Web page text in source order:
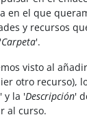
en el que
y recursos
Carpeta'.
visto al
otro recurso),
' y la 'Descripción'
al curso.